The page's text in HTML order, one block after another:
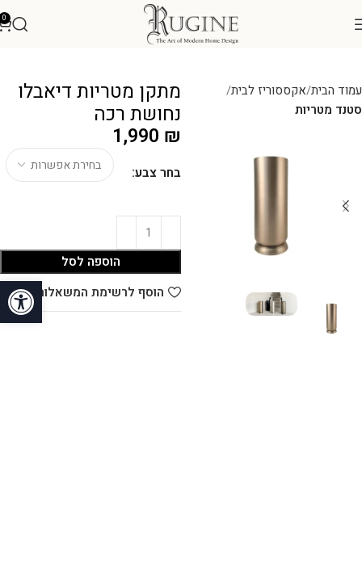
פתח
0
עמוד הבית אקססוריז לבית
סטנד מטריות
מתקן מטריות דיאבלו
נחושת רכה
1,990 ₪
בחר צבע:
הוספה לסל
הוסף לרשימת המשאלות